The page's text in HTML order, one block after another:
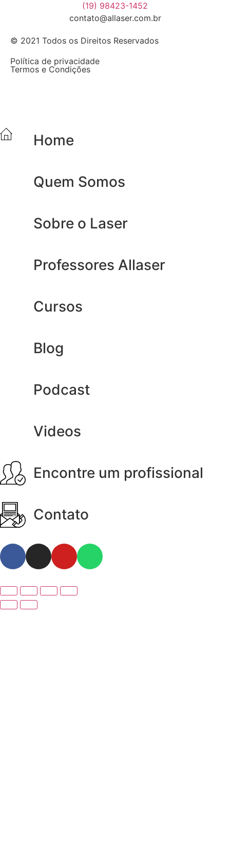
(19) 98423-1452
contato@allaser.com.br
© 2021 Todos os Direitos Reservados
Política de privacidade
Termos e Condições
Home
Quem Somos
Sobre o Laser
Professores Allaser
Cursos
Blog
Podcast
Videos
Encontre um profissional
Contato